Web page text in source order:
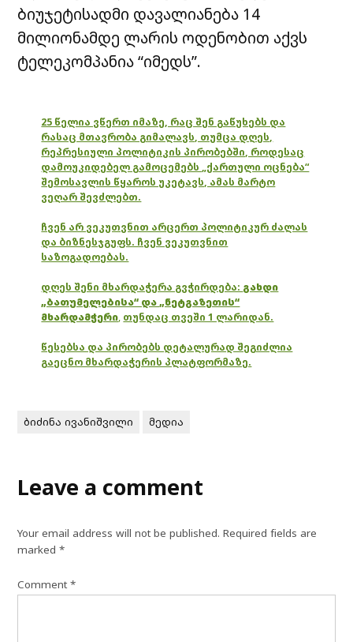
ბიუჯეტისადმი დავალიანება 14
მილიონამდე ლარის ოდენობით აქვს
ტელეკომპანია “იმედს”.
25 წელია ვწერთ იმაზე, რაც შენ გაწუხებს და
რასაც მთავრობა გიმალავს, თუმცა დღეს,
რეპრესიული პოლიტიკის პირობებში, როდესაც
დამოუკიდებელ გამოცემებს „ქართული ოცნება“
შემოსავლის წყაროს უკეტავს, ამას მარტო
ვეღარ შევძლებთ.
ჩვენ არ ვეკუთვნით არცერთ პოლიტიკურ ძალას
და ბიზნესჯგუფს. ჩვენ ვეკუთვნით
საზოგადოებას.
დღეს შენი მხარდაჭერა გვჭირდება: გახდი
„ბათუმელებისა“ და „ნეტგაზეთის“
მხარდამჭერი, თუნდაც თვეში 1 ლარიდან.
წესებსა და პირობებს დეტალურად შეგიძლია
გაეცნო მხარდაჭერის პლატფორმაზე.
ბიძინა ივანიშვილი მედია
Leave a comment
Your email address will not be published. Required fields are
marked*
Comment*